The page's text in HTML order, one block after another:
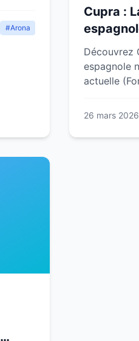
#Arona
Cupra :
Découvrez
espagnole
actuelle
26 mars